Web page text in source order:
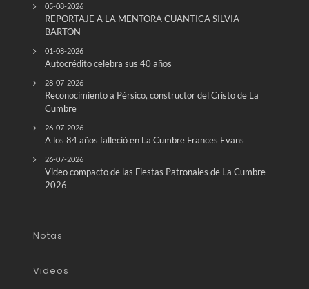
05-08-2026
REPORTAJE A LA MENTORA CUANTICA SILVIA
BARTON
01-08-2026
Autocrédito celebra sus 40 años
28-07-2026
Reconocimiento a Pérsico, constructor del Cristo de La
Cumbre
26-07-2026
A los 84 años falleció en La Cumbre Frances Evans
26-07-2026
Video compacto de las Fiestas Patronales de La Cumbre
2026
Notas
Videos